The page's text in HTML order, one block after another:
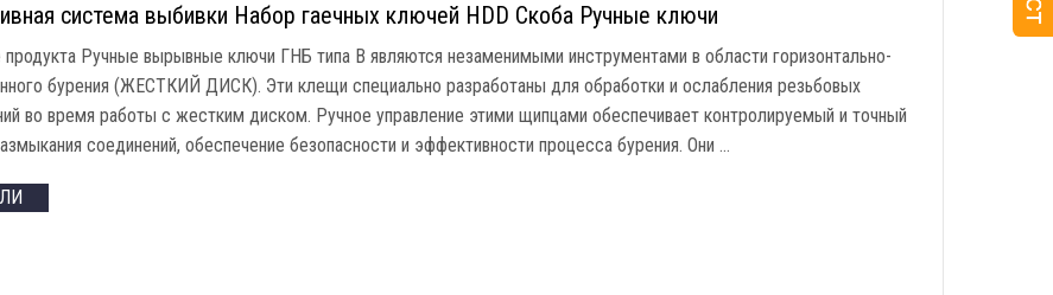
система выбивки Набор гаечных ключей HDD Скоба Ручные ключи
продукта Ручные вырывные ключи ГНБ типа B являются незаменимыми инструментами в области горизонтально-
бурения (ЖЕСТКИЙ ДИСК). Эти клещи специально разработаны для обработки и ослабления резьбовых
во время работы с жестким диском. Ручное управление этими щипцами обеспечивает контролируемый и точный
соединений, обеспечение безопасности и эффективности процесса бурения. Они …